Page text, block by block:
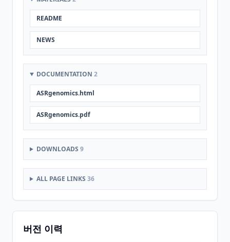
README
NEWS
DOCUMENTATION 2
ASRgenomics.html
ASRgenomics.pdf
DOWNLOADS 9
ALL PAGE LINKS 36
버전 이력